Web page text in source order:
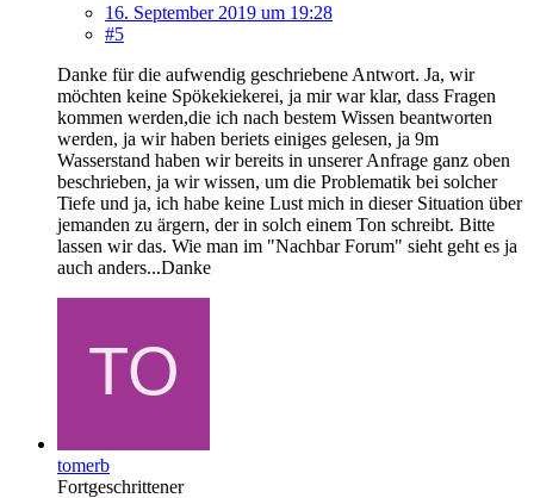
16. September 2019 um 19:28
#5
Danke für die aufwendig geschriebene Antwort. Ja, wir
möchten keine Spökekiekerei, ja mir war klar, dass Fragen
kommen werden,die ich nach bestem Wissen beantworten
werden, ja wir haben beriets einiges gelesen, ja 9m
Wasserstand haben wir bereits in unserer Anfrage ganz oben
beschrieben, ja wir wissen, um die Problematik bei solcher
Tiefe und ja, ich habe keine Lust mich in dieser Situation über
jemanden zu ärgern, der in solch einem Ton schreibt. Bitte
lassen wir das. Wie man im "Nachbar Forum" sieht geht es ja
auch anders...Danke
tomerb
Fortgeschrittener